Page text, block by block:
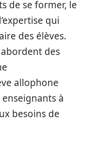
de se former, le
qui
des élèves.
des
allophone
à
besoins de